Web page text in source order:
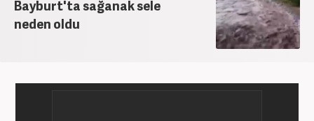
birlikte galeri ve video hazırladı. 2019'un Şubat
ayından bu yana ise Haber7.com'da Gündem Editörü
olarak habercilik kariyerine devam etmektedir.
Bayburt'ta sağanak sele
neden oldu